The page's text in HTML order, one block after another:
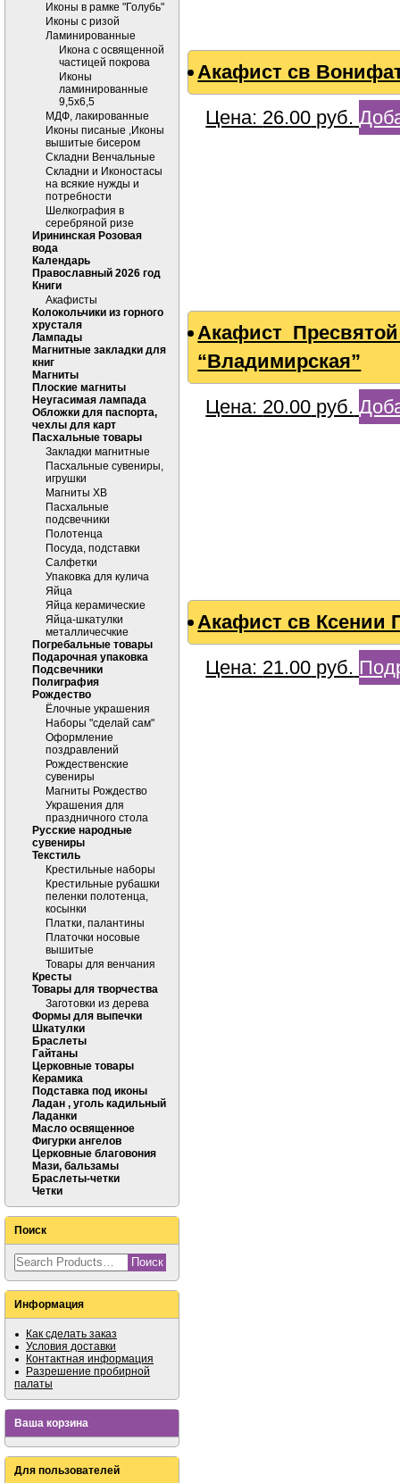
Иконы в рамке "Голубь"
Иконы с ризой
Ламинированные
Икона с освященной
частицей покрова
Иконы
ламинированные
9,5х6,5
МДФ, лакированные
Иконы писаные ,Иконы
вышитые бисером
Складни Венчальные
Складни и Иконостасы
на всякие нужды и
потребности
Шелкография в
серебряной ризе
Ирининская Розовая
вода
Календарь
Православный 2026 год
Книги
Акафисты
Колокольчики из горного
хрусталя
Лампады
Магнитные закладки для
книг
Магниты
Плоские магниты
Неугасимая лампада
Обложки для паспорта,
чехлы для карт
Пасхальные товары
Закладки магнитные
Пасхальные сувениры,
игрушки
Магниты ХВ
Пасхальные
подсвечники
Полотенца
Посуда, подставки
Салфетки
Упаковка для кулича
Яйца
Яйца керамические
Яйца-шкатулки
металличесчкие
Погребальные товары
Подарочная упаковка
Подсвечники
Полиграфия
Рождество
Ёлочные украшения
Наборы "сделай сам"
Оформление
поздравлений
Рождественские
сувениры
Магниты Рождество
Украшения для
праздничного стола
Русские народные
сувениры
Текстиль
Крестильные наборы
Крестильные рубашки
пеленки полотенца,
косынки
Платки, палантины
Платочки носовые
вышитые
Товары для венчания
Кресты
Товары для творчества
Заготовки из дерева
Формы для выпечки
Шкатулки
Браслеты
Гайтаны
Церковные товары
Керамика
Подставка под иконы
Ладан , уголь кадильный
Ладанки
Масло освященное
Фигурки ангелов
Церковные благовония
Мази, бальзамы
Браслеты-четки
Четки
Поиск
Информация
Как сделать заказ
Условия доставки
Контактная информация
Разрешение пробирной
палаты
Ваша корзина
Для пользователей
Акафист св
Цена: 26.00 руб.
Акафист
“Владимирская”
Цена: 20.00 руб.
Акафист св Ксении
Цена: 21.00 руб.